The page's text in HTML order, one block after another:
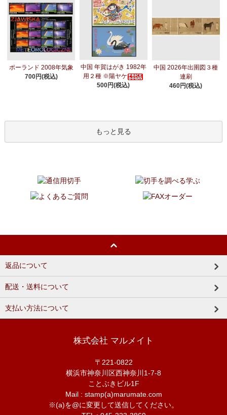
ポーランド 2008年気象
700円(税込)
中国 年賀はがき 1982年
用２種 ※陽ヤケ
500円(税込)
中国 2026年出圉図３種
連刷
460円(税込)
もっと見る
返品について
配送・送料について
支払い方法について
株式会社 マルメイト
〒221-0822
横浜市神奈川区西神奈川1-7-8
ことぶきビル1F
Mail : stamp(a)marumate.com
※(a)を@に変更して送信してください。